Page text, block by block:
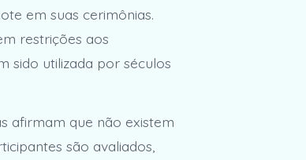
em suas cerimônias.
restrições aos
sido utilizada por séculos
afirmam que não existem
são avaliados,